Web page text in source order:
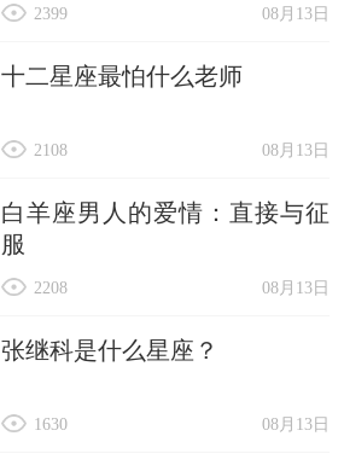
08月13日
2399
十二星座最怕什么老师
08月13日
2108
白羊座男人的爱情：直接与征
服
08月13日
2208
张继科是什么星座？
08月13日
1630